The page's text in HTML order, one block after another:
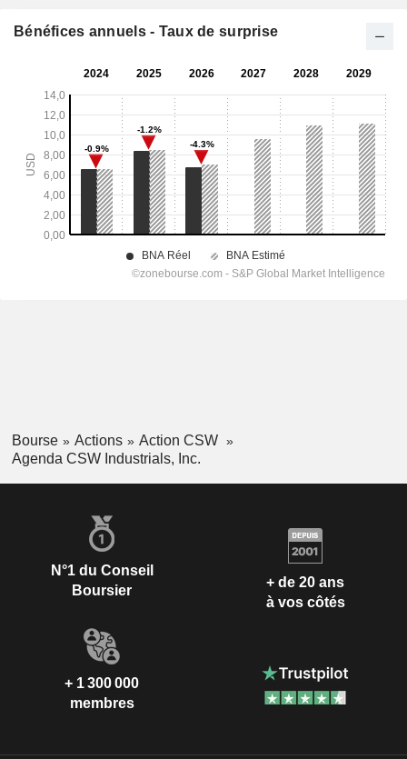
Bénéfices annuels - Taux de surprise
Bourse Actions
Action CSW
Agenda CSW Industrials, Inc.
N°1 du Conseil
Boursier
+ de 20 ans
à vos côtés
+ 1 300 000
membres